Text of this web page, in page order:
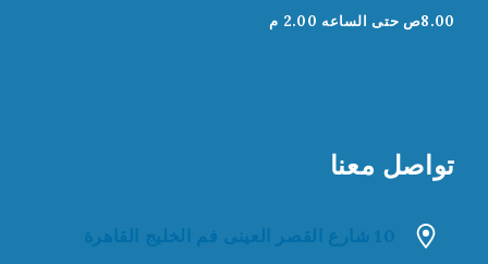
8.00ص حتى الساعه 2.00 م
تواصل معنا
10 شارع القصر العينى فم الخليج القاهرة